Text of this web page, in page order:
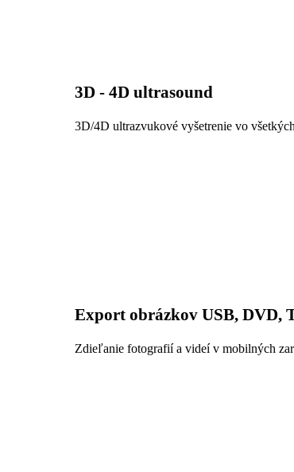
3D - 4D ultrasound
3D/4D ultrazvukové vyšetrenie vo
Export obrázkov USB, DVD,
Zdieľanie fotografií a videí v mobilných